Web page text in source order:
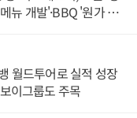
뉴 개발'·BBQ '원가 부
월드투어로 실적 성장
이그룹도 주목